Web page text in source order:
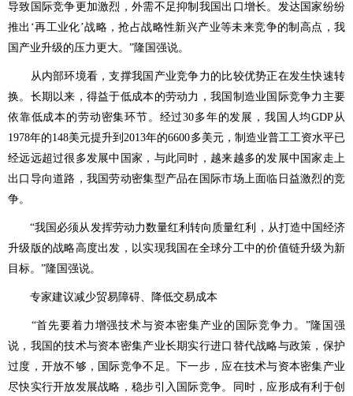
导致国际竞争更加激烈，外需不足抑制我国出口增长。发达国家纷纷
推出‘再工业化’战略，抢占战略性新兴产业等未来竞争的制高点，我
国产业升级的压力更大。”隆国强说。
从内部环境看，支撑我国产业竞争力的比较优势正在发生快速转
换。长期以来，得益于低成本的劳动力，我国制造业国际竞争力主要
依靠低成本的劳动密集环节。经过30多年的发展，我国人均GDP从
1978年的148美元提升到2013年的6600多美元，制造业普工工资水平已
经远远超过很多发展中国家，与此同时，越来越多的发展中国家走上
出口导向道路，我国劳动密集型产品在国际市场上面临日益激烈的竞
争。
“我国必须从发挥劳动力数量红利转向质量红利，从打造中国经济
升级版的战略高度出发，以实现我国在全球分工中的价值链升级为新
目标。”隆国强说。
专家建议减少贸易障碍、降低交易成本
“首先要着力增强技术与资本密集产业的国际竞争力。”隆国强
说，我国的技术与资本密集产业长期实行进口替代战略与政策，保护
过度，开放不够，国际竞争不足。下一步，应在技术与资本密集产业
尽快实行开放发展战略，稳步引入国际竞争。同时，应形成有利于创